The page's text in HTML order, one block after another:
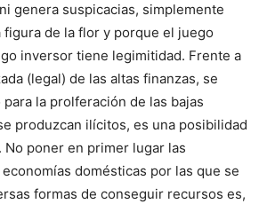
genera suspicacias, simplemente
de la flor y porque el juego
inversor tiene legimitidad. Frente a
(legal) de las altas finanzas, se
la prolferación de las bajas
produzcan ilícitos, es una posibilidad
No poner en primer lugar las
domésticas por las que se
formas de conseguir recursos es,